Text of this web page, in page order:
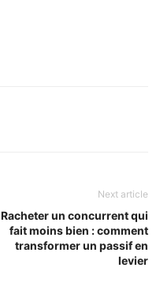
Next article
Racheter un concurrent qui
fait moins bien : comment
transformer un passif en
levier